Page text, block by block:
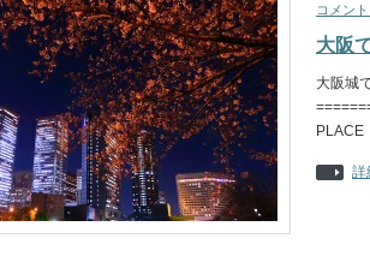
コメント
大阪
大阪城
PLACE
詳